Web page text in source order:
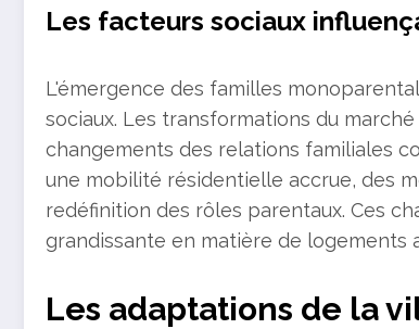
Les facteurs sociaux
L'émergence des familles
sociaux. Les transformations du
changements des relations familiales
une mobilité résidentielle accrue, des
redéfinition des rôles parentaux. Ces
grandissante en matière de logements
Les adaptations de la